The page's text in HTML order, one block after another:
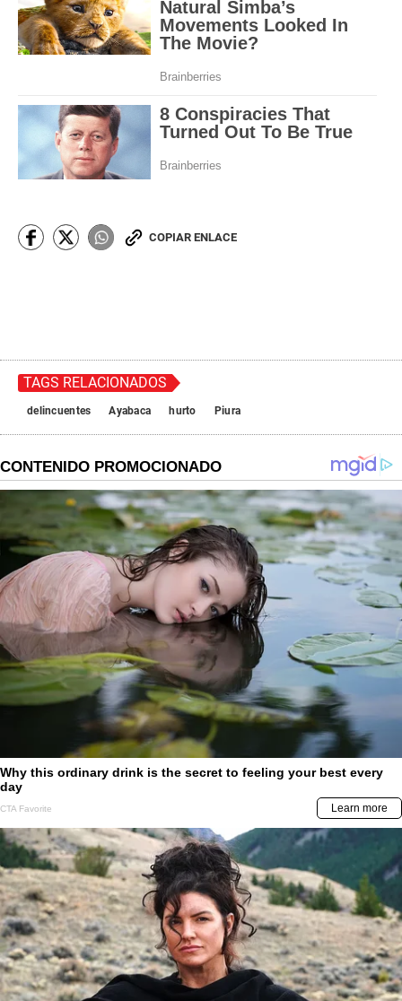
COPIAR ENLACE
TAGS RELACIONADOS
delincuentes Ayabaca hurto Piura